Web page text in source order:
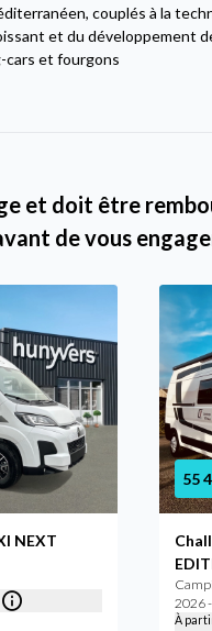
couplés à la
et du développement
cars et fourgons
et doit être
de vous
NEXT
55
2026
À